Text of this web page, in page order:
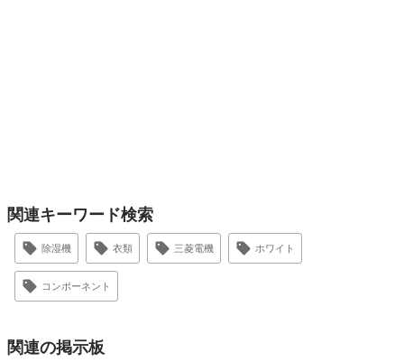
関連キーワード検索
除湿機 衣類 三菱電機 ホワイト
コンポーネント
関連の掲示板